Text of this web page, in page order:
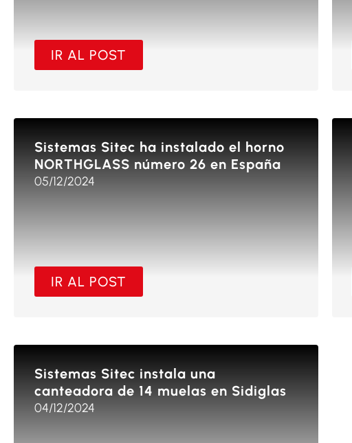
IR AL POST
Sistemas Sitec ha instalado el horno
NORTHGLASS número 26 en España
05/12/2024
IR AL POST
Sistemas Sitec instala una
canteadora de 14 muelas en Sidiglas
04/12/2024